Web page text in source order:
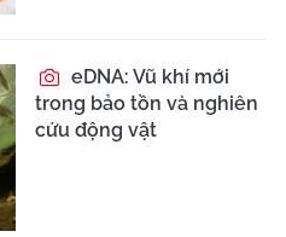
eDNA: Vũ khí mới
trong bảo tồn và nghiên
cứu động vật